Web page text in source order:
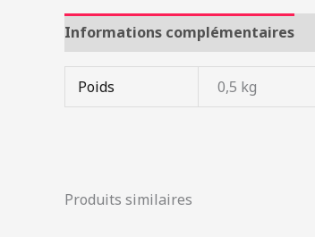
Informations complémentaires
Poids 0,5 kg
Produits similaires